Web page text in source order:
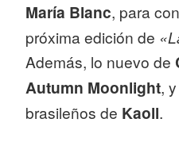
María Blanc, para
próxima edición de
Además, lo nuevo de
Autumn Moonlight,
brasileños de Kaoll.